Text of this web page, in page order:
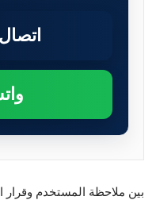
بين ملاحظة المستخدم